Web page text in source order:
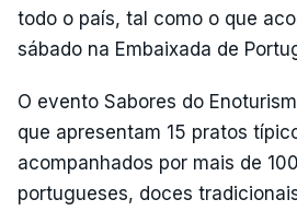
todo o país, tal como o que
sábado na Embaixada de
O evento Sabores do
que apresentam 15 pratos
acompanhados por mais de
portugueses, doces